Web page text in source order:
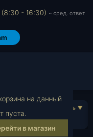
- 16:30) ~ сред. ответ
на данный
пуста.
в магазин